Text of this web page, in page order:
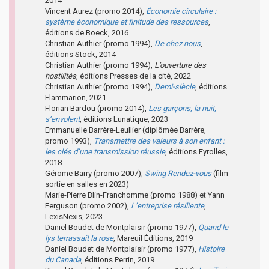
Vincent Aurez (promo 2014), Économie circulaire :
système économique et finitude des ressources,
éditions de Boeck, 2016
Christian Authier (promo 1994), De chez nous,
éditions Stock, 2014
Christian Authier (promo 1994), L’ouverture des
hostilités, éditions Presses de la cité, 2022
Christian Authier (promo 1994), Demi-siècle, éditions
Flammarion, 2021
Florian Bardou (promo 2014), Les garçons, la nuit,
s’envolent, éditions Lunatique, 2023
Emmanuelle Barrère-Leullier (diplômée Barrère,
promo 1993), Transmettre des valeurs à son enfant :
les clés d’une transmission réussie, éditions Eyrolles,
2018
Gérome Barry (promo 2007), Swing Rendez-vous(film
sortie en salles en 2023)
Marie-Pierre Blin-Franchomme (promo 1988) et Yann
Ferguson (promo 2002), L’entreprise résiliente,
LexisNexis, 2023
Daniel Boudet de Montplaisir (promo 1977), Quand le
lys terrassait la rose, Mareuil Éditions, 2019
Daniel Boudet de Montplaisir (promo 1977), Histoire
du Canada, éditions Perrin, 2019